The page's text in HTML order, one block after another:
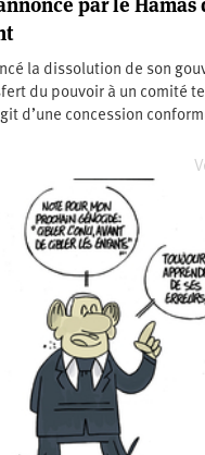
la dissolution de son
du pouvoir à un comité
d’une concession